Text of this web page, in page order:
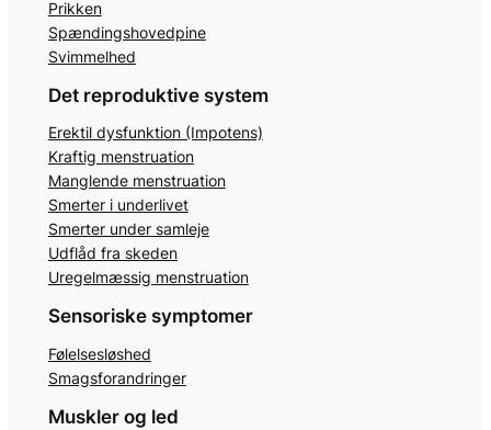
Prikken
Spændingshovedpine
Svimmelhed
Det reproduktive system
Erektil dysfunktion (Impotens)
Kraftig menstruation
Manglende menstruation
Smerter i underlivet
Smerter under samleje
Udflåd fra skeden
Uregelmæssig menstruation
Sensoriske symptomer
Følelsesløshed
Smagsforandringer
Muskler og led